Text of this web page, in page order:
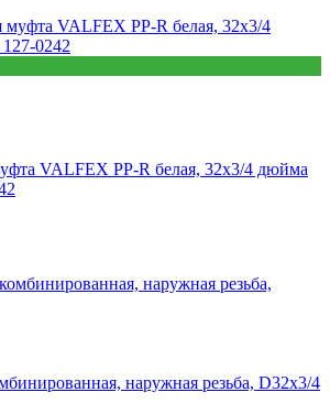
VALFEX PP-R белая, 32х3/4 дюйма
наружная резьба, D32х3/4